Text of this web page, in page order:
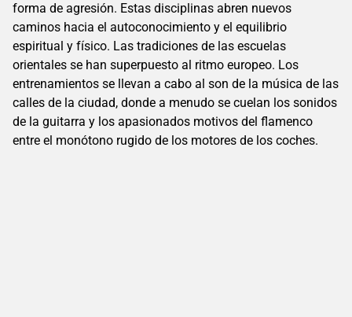
forma de agresión. Estas disciplinas abren nuevos
caminos hacia el autoconocimiento y el equilibrio
espiritual y físico. Las tradiciones de las escuelas
orientales se han superpuesto al ritmo europeo. Los
entrenamientos se llevan a cabo al son de la música de las
calles de la ciudad, donde a menudo se cuelan los sonidos
de la guitarra y los apasionados motivos del flamenco
entre el monótono rugido de los motores de los coches.